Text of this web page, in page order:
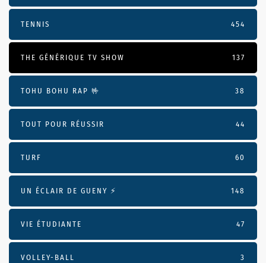
TENNIS 454
THE GÉNÉRIQUE TV SHOW 137
TOHU BOHU RAP 🤟 38
TOUT POUR RÉUSSIR 44
TURF 60
UN ÉCLAIR DE GUENY ⚡️ 148
VIE ÉTUDIANTE 47
VOLLEY-BALL 3